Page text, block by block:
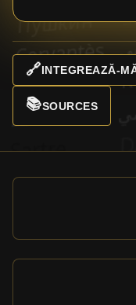
🔗INTEGREAZĂ-
📚SOURCES